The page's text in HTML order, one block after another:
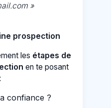
»
prospection
les étapes de
en te posant
confiance ?